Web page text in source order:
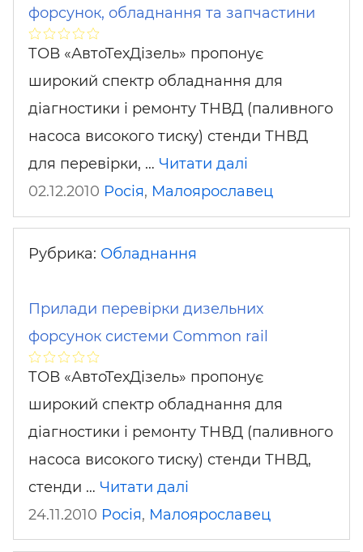
форсунок, обладнання та запчастини
ТОВ «АвтоТехДізель» пропонує
широкий спектр обладнання для
діагностики і ремонту ТНВД (паливного
насоса високого тиску) стенди ТНВД
для перевірки, … Читати далі
02.12.2010 Росія, Малоярославец
Рубрика: Обладнання
Прилади перевірки дизельних
форсунок системи Сommon rail
ТОВ «АвтоТехДізель» пропонує
широкий спектр обладнання для
діагностики і ремонту ТНВД (паливного
насоса високого тиску) стенди ТНВД,
стенди … Читати далі
24.11.2010 Росія, Малоярославец